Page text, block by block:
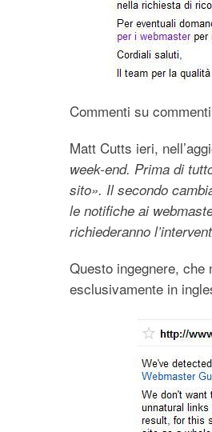
Commenti su
Matt Cutts ieri,
week-end. Prima di
sito». Il secondo
le notifiche ai
richiederanno
Questo ingegnere,
esclusivamente in